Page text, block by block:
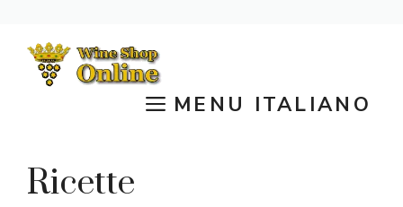
contenuto
MENU ITALIANO
Ricette